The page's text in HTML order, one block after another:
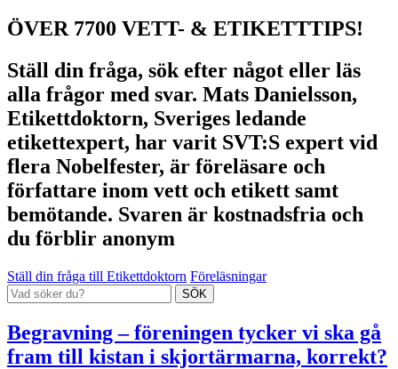
ÖVER 7700 VETT- & ETIKETTTIPS!
Ställ din fråga, sök efter något eller läs
alla frågor med svar. Mats Danielsson,
Etikettdoktorn, Sveriges ledande
etikettexpert, har varit SVT:S expert vid
flera Nobelfester, är föreläsare och
författare inom vett och etikett samt
bemötande. Svaren är kostnadsfria och
du förblir anonym
Ställ din fråga till Etikettdoktorn Föreläsningar
Begravning – föreningen tycker vi ska gå
fram till kistan i skjortärmarna, korrekt?